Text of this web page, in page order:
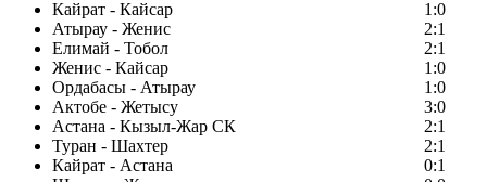
Кайрат - Кайсар
1:0
Атырау - Женис
2:1
Елимай - Тобол
2:1
Женис - Кайсар
1:0
Ордабасы - Атырау
1:0
Актобе - Жетысу
3:0
Астана - Кызыл-Жар СК
2:1
Туран - Шахтер
2:1
Кайрат - Астана
0:1